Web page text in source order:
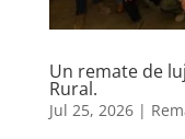
Un remate de
Rural.
Jul 25, 2026|